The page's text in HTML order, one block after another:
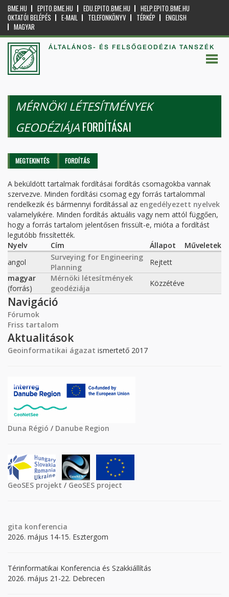
BME.HU EPITO.BME.HU EDU.EPITO.BME.HU
HELP.EPITO.BME.HU
OKTATÓI BELÉPÉS
E-MAIL TELEFONKÖNYV TÉRKÉP
ENGLISH
MAGYAR
ÁLTALÁNOS- ÉS FELSŐGEODÉZIA TANSZÉK
MÉRNÖKI LÉTESÍTMÉNYEK
GEODÉZIÁJA FORDÍTÁSAI
Elsődleges fülek
MEGTEKINTÉS FORDÍTÁS
A beküldött tartalmak fordításai fordítás csomagokba vannak
szervezve. Minden fordítási csomag egy forrás tartalommal
rendelkezik és bármennyi fordítással az engedélyezett nyelvek
valamelyikére. Minden fordítás aktuális vagy nem attól függően,
hogy a forrás tartalom jelentősen frissült-e, mióta a fordítást
legutóbb frissítették.
Nyelv
Cím Állapot
Műveletek
angol
Surveying for Engineering
Planning
Rejtett
magyar
(forrás)
Mérnöki létesítmények
geodéziája
Közzétéve
Navigáció
Fórumok
Friss tartalom
Aktualitások
Geoinformatikai ágazat ismertető 2017
Duna Régió / Danube Region
GeoSES projekt / GeoSES project
gita konferencia
2026. május 14-15. Esztergom
Térinformatikai Konferencia és Szakkiállítás
2026. május 21-22. Debrecen